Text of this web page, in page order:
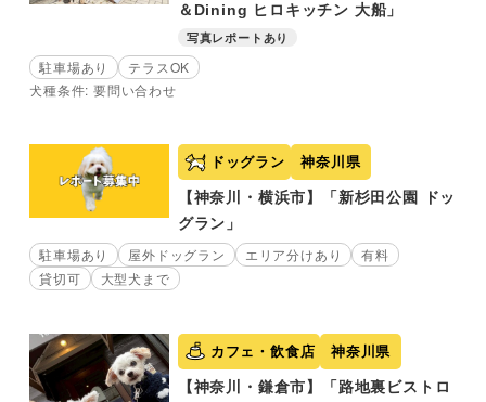
＆Dining ヒロキッチン 大船」
写真レポートあり
駐車場あり
テラスOK
犬種条件: 要問い合わせ
ドッグラン 神奈川県
【神奈川・横浜市】「新杉田公園 ドッ
グラン」
駐車場あり 屋外ドッグラン エリア分けあり
有料
貸切可
大型犬まで
カフェ・飲食店 神奈川県
【神奈川・鎌倉市】「路地裏ビストロ